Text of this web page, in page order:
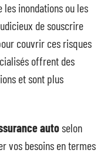
les inondations ou les
de souscrire
couvrir ces risques
offrent des
et sont plus
autoselon
vos besoins en termes